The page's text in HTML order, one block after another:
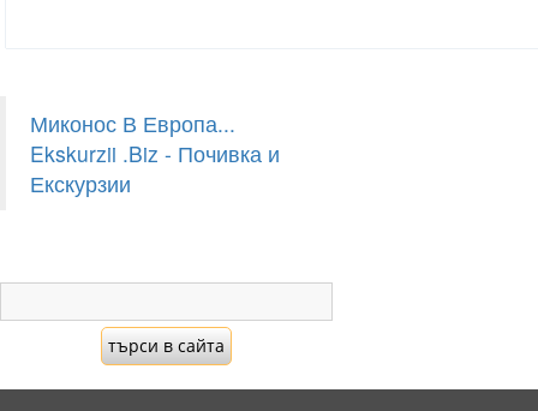
Миконос В Европа...
Ekskurzii .Biz - Почивка и
Екскурзии